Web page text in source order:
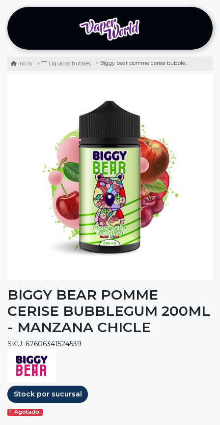
Inicio Líquidos frutales Biggy bear pomme cerise bubblegum 200ml - manzana chicle
BIGGY BEAR POMME
CERISE BUBBLEGUM 200ML
- MANZANA CHICLE
SKU: 67606341524539
Stock por sucursal
Agotado.